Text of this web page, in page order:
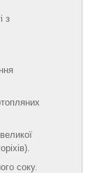
з
соку.